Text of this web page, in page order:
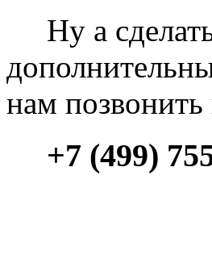
Ну а сделать
нам
+7 (499)